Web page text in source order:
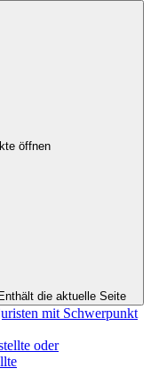
öffnen
Enthält die aktuelle Seite
mit Schwerpunkt
oder